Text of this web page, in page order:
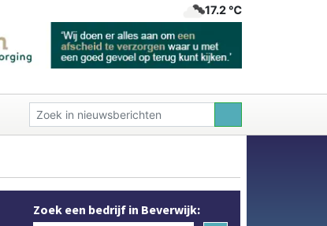
17.2 ℃
Zoek een bedrijf in Beverwijk: